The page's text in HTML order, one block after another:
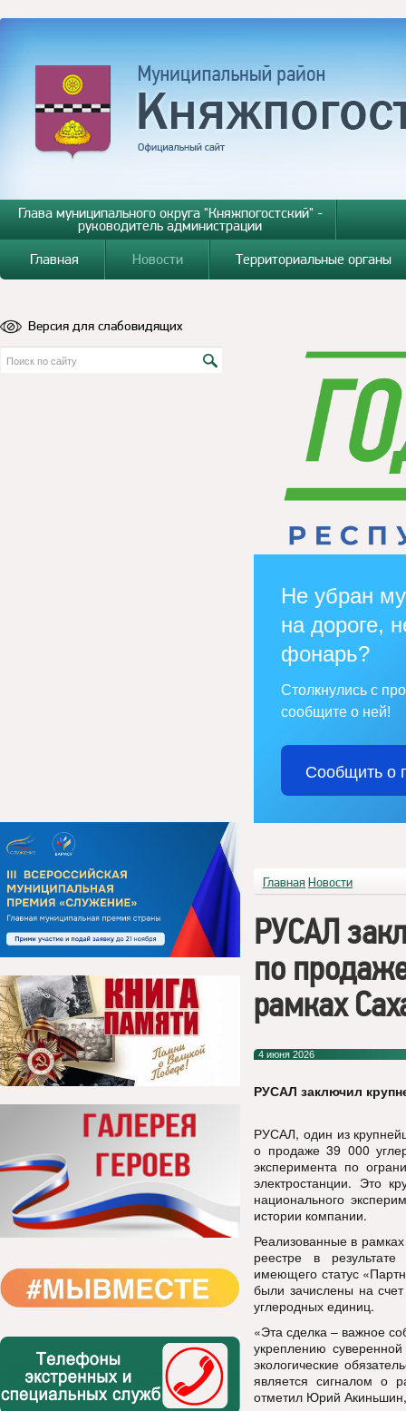
Глава муниципального округа "Княжпогостский" -
руководитель администрации
Главная
Новости Территориальные органы
Версия для слабовидящих
Не убран
на дороге,
фонарь?
Столкнулись с
сообщите о ней!
Сообщить о
Главная Новости
РУСАЛ
по
рамках
4 июня 2026
РУСАЛ заключил
РУСАЛ, один из
о продаже 39 000
эксперимента по
электростанции. Это
национального
истории компании.
Реализованные в
реестре в
имеющего статус
были зачислены на счет
углеродных единиц.
«Эта сделка – важное
укреплению
экологические
является сигналом о
отметил Юрий